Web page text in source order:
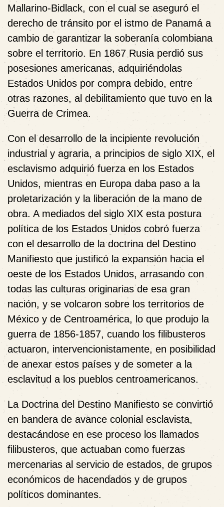
Mallarino-Bidlack, con el cual se aseguró el
derecho de tránsito por el istmo de Panamá a
cambio de garantizar la soberanía colombiana
sobre el territorio. En 1867 Rusia perdió sus
posesiones americanas, adquiriéndolas
Estados Unidos por compra debido, entre
otras razones, al debilitamiento que tuvo en la
Guerra de Crimea.
Con el desarrollo de la incipiente revolución
industrial y agraria, a principios de siglo XIX, el
esclavismo adquirió fuerza en los Estados
Unidos, mientras en Europa daba paso a la
proletarización y la liberación de la mano de
obra. A mediados del siglo XIX esta postura
política de los Estados Unidos cobró fuerza
con el desarrollo de la doctrina del Destino
Manifiesto que justificó la expansión hacia el
oeste de los Estados Unidos, arrasando con
todas las culturas originarias de esa gran
nación, y se volcaron sobre los territorios de
México y de Centroamérica, lo que produjo la
guerra de 1856-1857, cuando los filibusteros
actuaron, intervencionistamente, en posibilidad
de anexar estos países y de someter a la
esclavitud a los pueblos centroamericanos.
La Doctrina del Destino Manifiesto se convirtió
en bandera de avance colonial esclavista,
destacándose en ese proceso los llamados
filibusteros, que actuaban como fuerzas
mercenarias al servicio de estados, de grupos
económicos de hacendados y de grupos
políticos dominantes.